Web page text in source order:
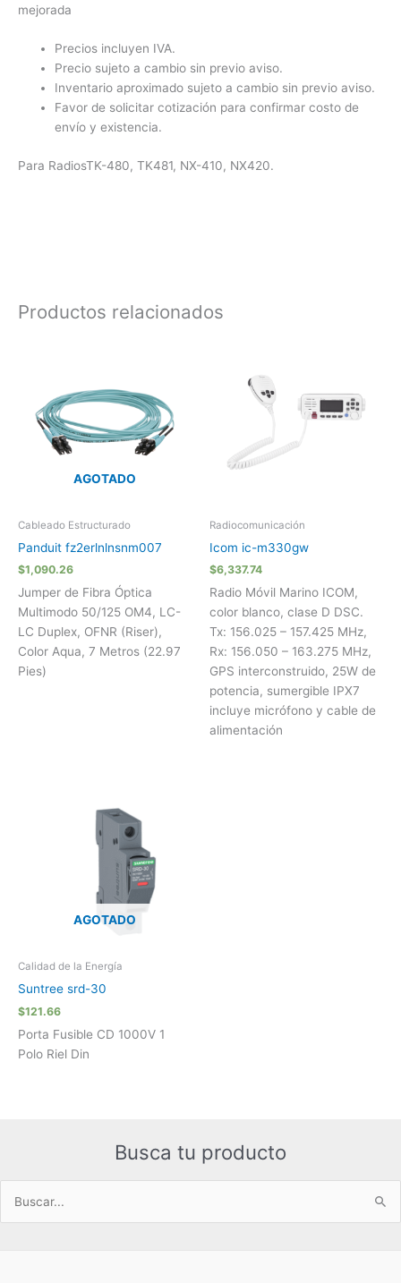
mejorada
Precios incluyen IVA.
Precio sujeto a cambio sin previo aviso.
Inventario aproximado sujeto a cambio sin previo aviso.
Favor de solicitar cotización para confirmar costo de
envío y existencia.
Para RadiosTK-480, TK481, NX-410, NX420.
Productos relacionados
AGOTADO
Cableado Estructurado
Panduit fz2erlnlnsnm007
$1,090.26
Jumper de Fibra Óptica
Multimodo 50/125 OM4, LC-
LC Duplex, OFNR (Riser),
Color Aqua, 7 Metros (22.97
Pies)
Radiocomunicación
Icom ic-m330gw
$6,337.74
Radio Móvil Marino ICOM,
color blanco, clase D DSC.
Tx: 156.025 – 157.425 MHz,
Rx: 156.050 – 163.275 MHz,
GPS interconstruido, 25W de
potencia, sumergible IPX7
incluye micrófono y cable de
alimentación
AGOTADO
Calidad de la Energía
Suntree srd-30
$121.66
Porta Fusible CD 1000V 1
Polo Riel Din
Busca tu producto
Buscar
por: